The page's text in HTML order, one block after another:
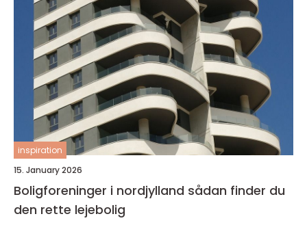
inspiration
15. January 2026
Boligforeninger i nordjylland sådan finder du
den rette lejebolig